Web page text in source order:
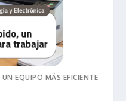
EQUIPO MÁS EFICIENTE